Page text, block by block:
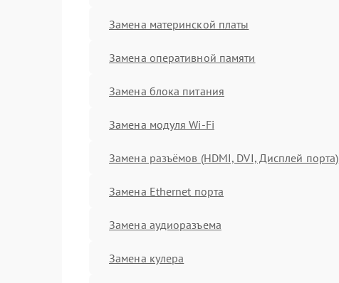
Замена материнской платы
Замена оперативной памяти
Замена блока питания
Замена модуля Wi-Fi
Замена разъёмов (HDMI, DVI, Дисплей порта)
Замена Ethernet порта
Замена аудиоразъема
Замена кулера